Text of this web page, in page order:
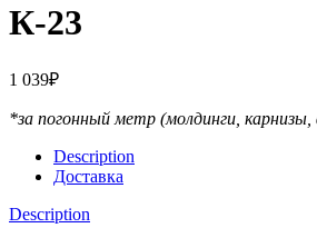
К-23
1 039₽
*за погонный метр (молдинги,
Description
Доставка
Description